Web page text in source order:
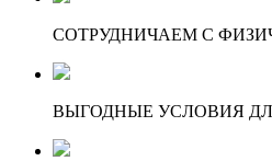
СОТРУДНИЧАЕМ С
ВЫГОДНЫЕ УСЛОВИЯ